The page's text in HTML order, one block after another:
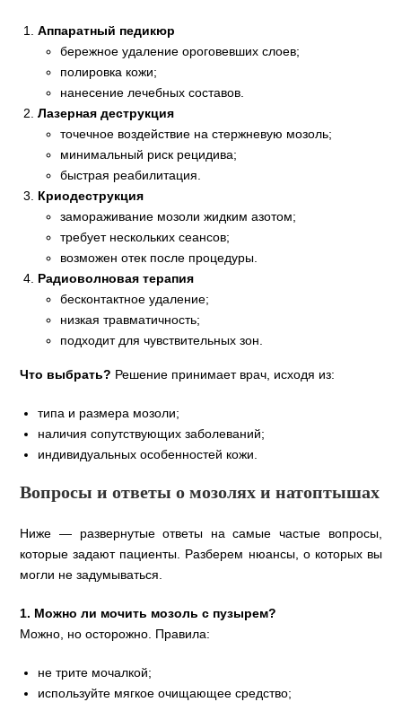
Аппаратный педикюр
бережное удаление ороговевших слоев;
полировка кожи;
нанесение лечебных составов.
Лазерная деструкция
точечное воздействие на стержневую мозоль;
минимальный риск рецидива;
быстрая реабилитация.
Криодеструкция
замораживание мозоли жидким азотом;
требует нескольких сеансов;
возможен отек после процедуры.
Радиоволновая терапия
бесконтактное удаление;
низкая травматичность;
подходит для чувствительных зон.
Что выбрать? Решение принимает врач, исходя из:
типа и размера мозоли;
наличия сопутствующих заболеваний;
индивидуальных особенностей кожи.
Вопросы и ответы о мозолях и натоптышах
Ниже — развернутые ответы на самые частые вопросы,
которые задают пациенты. Разберем нюансы, о которых вы
могли не задумываться.
1. Можно ли мочить мозоль с пузырем?
Можно, но осторожно. Правила:
не трите мочалкой;
используйте мягкое очищающее средство;